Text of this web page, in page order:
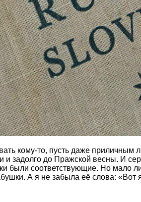
кому-то, пусть даже
и задолго до Пражской весны. И
были соответствующие. Но мало
А я не забыла её слова: «Вот